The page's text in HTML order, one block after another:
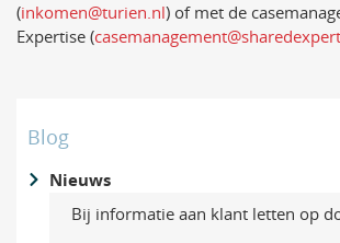
(inkomen@turien.nl) of met de
Expertise (
Blog
Nieuws
Bij informatie aan klant letten op